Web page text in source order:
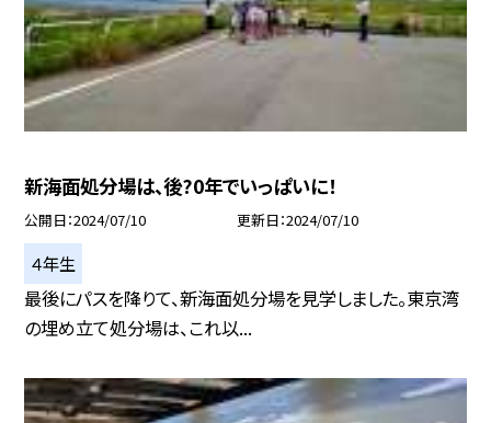
新海面処分場は、後?0年でいっぱいに！
公開日 2024/07/10 更新日 2024/07/10
４年生
最後にパスを降りて、新海面処分場を見学しました。東京湾
の埋め立て処分場は、これ以...